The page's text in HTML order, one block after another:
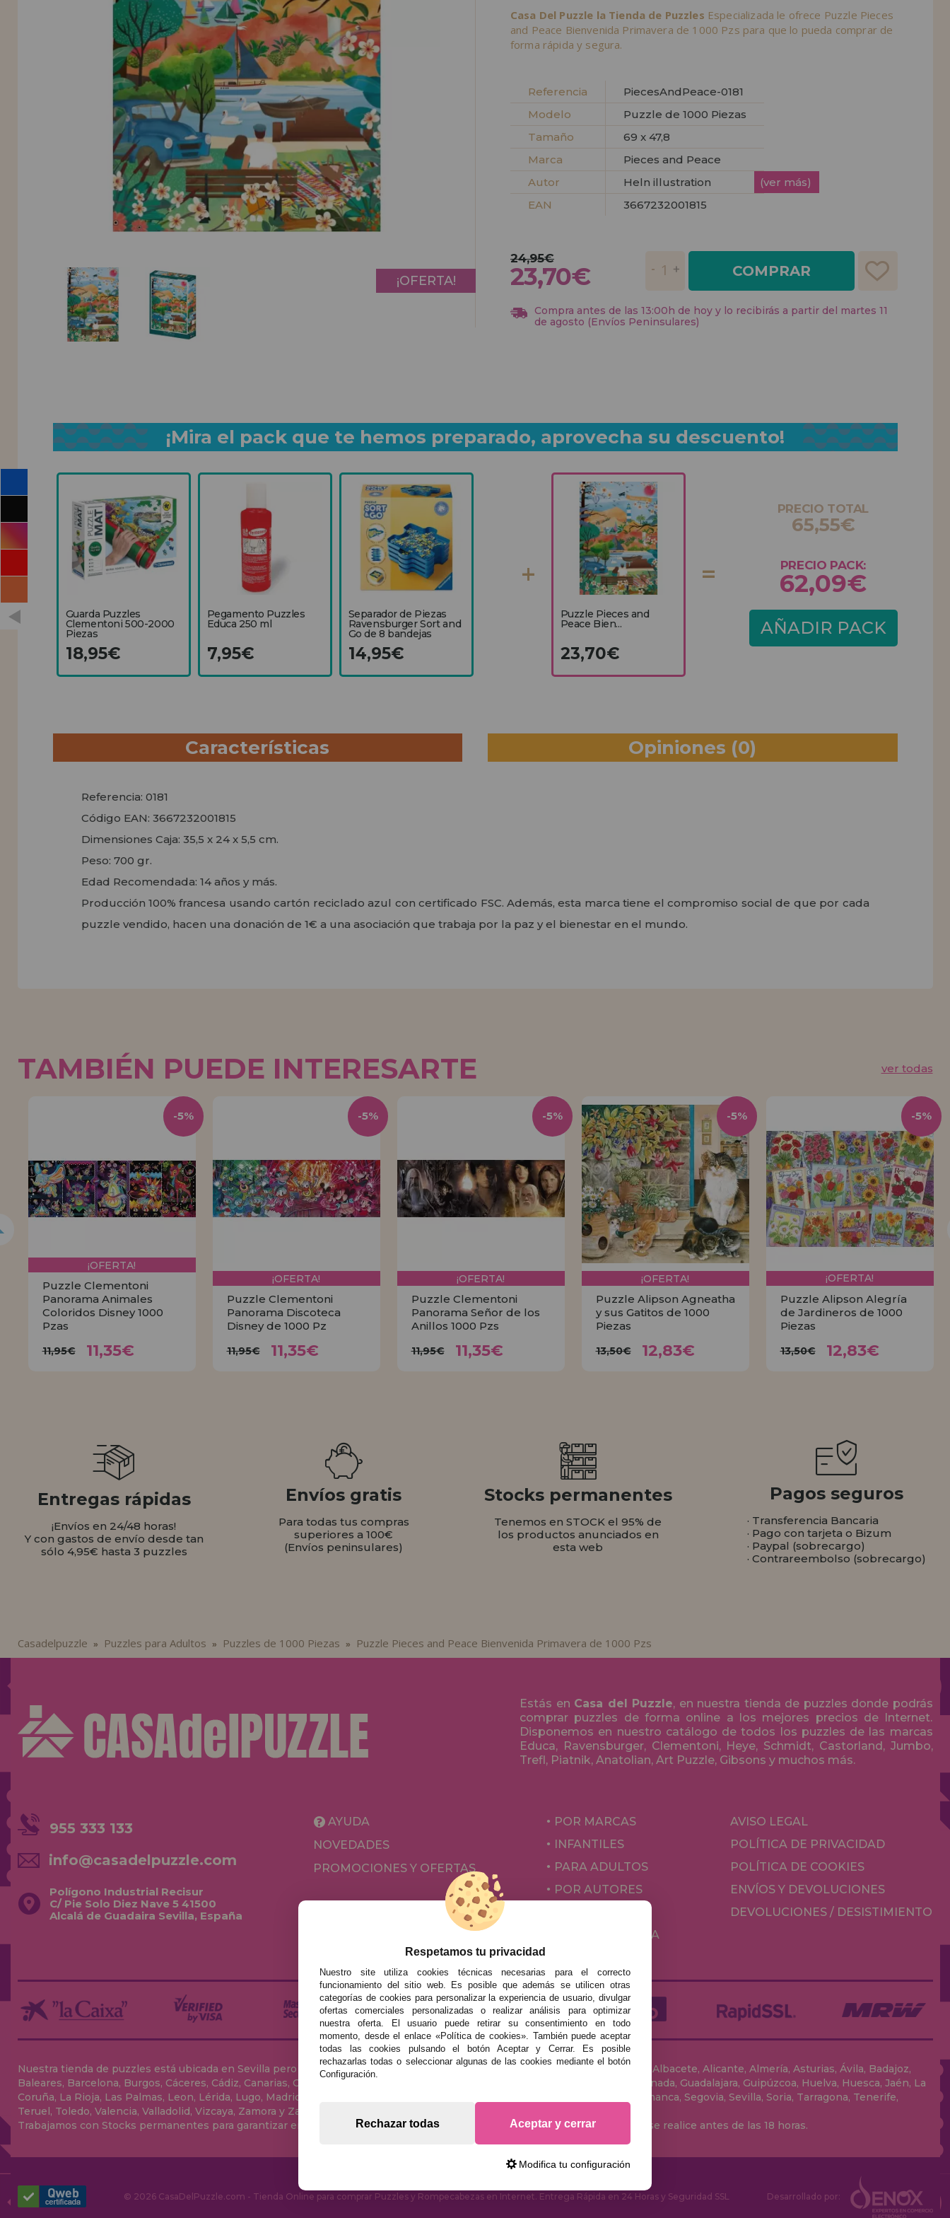
INFORMACIÓN
955 333 133
info@casadelpuzzle.com
Casa Del Puzzle la Tienda de Puzzles Especializada le ofrece Puzzle Pieces
and Peace Bienvenida Primavera de 1000 Pzs para que lo pueda comprar de
forma rápida y segura.
Referencia
PiecesAndPeace-0181
Modelo
Puzzle de 1000 Piezas
Tamaño
69 x 47,8
Marca
Pieces and Peace
Autor
Heln illustration
(ver más)
EAN
3667232001815
¡OFERTA!
24,95€
23,70€ COMPRAR
Compra antes de las 13:00h de hoy y lo recibirás a partir del martes 11
de agosto (Envíos Peninsulares)
¡Mira el pack que te hemos preparado, aprovecha su descuento!
Guarda Puzzles
Clementoni 500-2000
Piezas
18,95€
Pegamento Puzzles
Educa 250 ml
7,95€
Separador de Piezas
Ravensburger Sort and
Go de 8 bandejas
14,95€
Puzzle Pieces and
Peace Bien...
23,70€
PRECIO TOTAL
65,55€
PRECIO PACK:
62,09€
AÑADIR PACK
Características Opiniones (0)
Referencia: 0181
Código EAN: 3667232001815
Dimensiones Caja: 35,5 x 24 x 5,5 cm.
Peso: 700 gr.
Edad Recomendada: 14 años y más.
Producción 100% francesa usando cartón reciclado azul con certificado FSC. Además, esta marca tiene el compromiso social de que por cada
puzzle vendido, hacen una donación de 1€ a una asociación que trabaja por la paz y el bienestar en el mundo.
TAMBIÉN PUEDE INTERESARTE ver todas
¡OFERTA!
Puzzle Clementoni
Panorama Animales
Coloridos Disney 1000
Pzas
11,95€ 11,35€
-5%
¡OFERTA!
Puzzle Clementoni
Panorama Discoteca
Disney de 1000 Pz
11,95€ 11,35€
-5%
¡OFERTA!
Puzzle Clementoni
Panorama Señor de los
Anillos 1000 Pzs
11,95€ 11,35€
-5%
¡OFERTA!
Puzzle Alipson Agneatha
y sus Gatitos de 1000
Piezas
13,50€ 12,83€
-5%
¡OFERTA!
Puzzle Alipson Alegría
de Jardineros de 1000
Piezas
13,50€ 12,83€
-5%
Entregas rápidas
¡Envíos en 24/48 horas!
Y con gastos de envío desde tan
sólo 4,95€ hasta 3 puzzles
Envíos gratis
Para todas tus compras
superiores a 100€
(Envíos peninsulares)
Stocks permanentes
Tenemos en STOCK el 95% de
los productos anunciados en
esta web
Pagos seguros
· Transferencia Bancaria
· Pago con tarjeta o Bizum
· Paypal (sobrecargo)
· Contrareembolso (sobrecargo)
Casadelpuzzle » Puzzles para Adultos » Puzzles de 1000 Piezas » Puzzle Pieces and Peace Bienvenida Primavera de 1000 Pzs
Estás en Casa del Puzzle, en nuestra tienda de puzzles donde podrás
comprar puzzles de forma online a los mejores precios de Internet.
Disponemos en nuestro catálogo de todos los puzzles de las marcas
Educa, Ravensburger, Clementoni, Heye, Schmidt, Castorland, Jumbo,
Trefl, Piatnik, Anatolian, Art Puzzle, Gibsons y muchos más.
955 333 133
info@casadelpuzzle.com
Polígono Industrial Recisur
C/ Pie Solo Diez Nave 5 41500
Alcalá de Guadaira Sevilla, España
AYUDA
NOVEDADES
PROMOCIONES Y OFERTAS
POR MARCAS
INFANTILES
PARA ADULTOS
POR AUTORES
JUEGOS DE MESA
AVISO LEGAL
POLÍTICA DE PRIVACIDAD
POLÍTICA DE COOKIES
ENVÍOS Y DEVOLUCIONES
DEVOLUCIONES / DESISTIMIENTO
Nuestra tienda de puzzles está ubicada en Sevilla pero enviamos tus puzzles a cualquier ciudad del territorio español: Álava, Albacete, Alicante, Almería, Asturias, Ávila, Badajoz,
Baleares, Barcelona, Burgos, Cáceres, Cádiz, Canarias, Cantabria, Castellón, Ceuta, Ciudad Real, Córdoba, Cuenca, Gerona, Granada, Guadalajara, Guipúzcoa, Huelva, Huesca, Jaén, La
Coruña, La Rioja, Las Palmas, Leon, Lérida, Lugo, Madrid, Málaga, Melilla, Murcia, Navarra, Orense, Palencia, Pontevedra, Salamanca, Segovia, Sevilla, Soria, Tarragona, Tenerife,
Teruel, Toledo, Valencia, Valladolid, Vizcaya, Zamora y Zaragoza.
Trabajamos con Stocks permanentes para garantizar entregas rápidas en territorio peninsular, siempre y cuando el pedido se realice antes de las 18 horas.
© 2026 CasaDelPuzzle.com - Tienda Online para comprar Puzzles y Rompecabezas en Internet. Entrega Rápida en 24 Horas y Seguridad SSL Desarrollado por:
Respetamos tu privacidad
Nuestro site utiliza cookies técnicas necesarias para el correcto
funcionamiento del sitio web. Es posible que además se utilicen otras
categorías de cookies para personalizar la experiencia de usuario, divulgar
ofertas comerciales personalizadas o realizar análisis para optimizar
nuestra oferta. El usuario puede retirar su consentimiento en todo
momento, desde el enlace «Política de cookies». También puede aceptar
todas las cookies pulsando el botón Aceptar y Cerrar. Es posible
rechazarlas todas o seleccionar algunas de las cookies mediante el botón
Configuración.
Rechazar todas Aceptar y cerrar
Modifica tu configuración